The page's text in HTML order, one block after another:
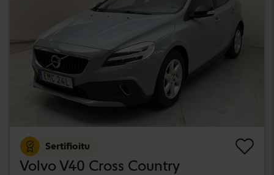
Sertifioitu
Volvo V40 Cross Country